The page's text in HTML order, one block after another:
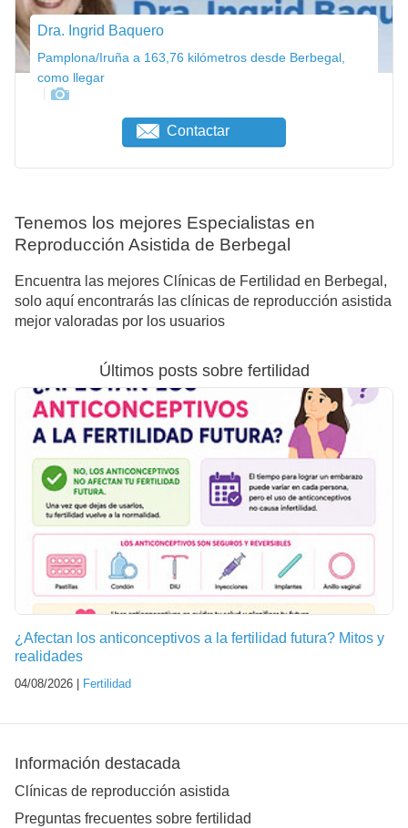
Dra. Ingrid Baquero
Pamplona/Iruña a 163,76 kilómetros desde Berbegal,
como llegar
Contactar
Tenemos los mejores Especialistas en
Reproducción Asistida de Berbegal
Encuentra las mejores Clínicas de Fertilidad en Berbegal,
solo aquí encontrarás las clínicas de reproducción asistida
mejor valoradas por los usuarios
Últimos posts sobre fertilidad
¿Afectan los anticonceptivos a la fertilidad futura? Mitos y
realidades
04/08/2026 | Fertilidad
Información destacada
Clínicas de reproducción asistida
Preguntas frecuentes sobre fertilidad